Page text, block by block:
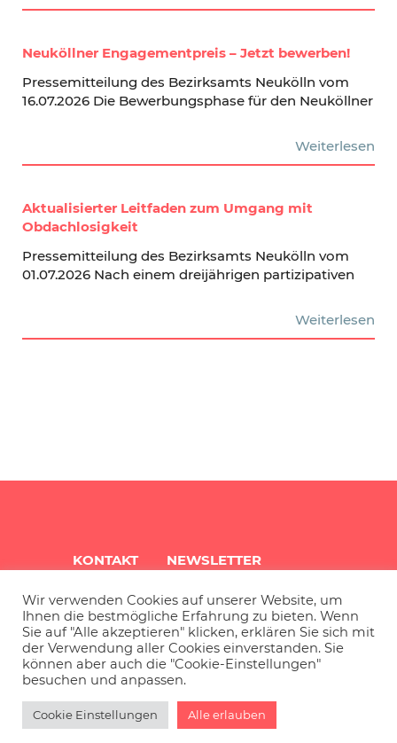
Neuköllner Engagementpreis – Jetzt bewerben!
Pressemitteilung des Bezirksamts Neukölln vom
16.07.2026 Die Bewerbungsphase für den Neuköllner
Weiterlesen
Aktualisierter Leitfaden zum Umgang mit
Obdachlosigkeit
Pressemitteilung des Bezirksamts Neukölln vom
01.07.2026 Nach einem dreijährigen partizipativen
Weiterlesen
KONTAKT NEWSLETTER
QUARTIERSINFO ARCHIV
IMPRESSUM DATENSCHUTZ
Wir verwenden Cookies auf unserer Website, um
Ihnen die bestmögliche Erfahrung zu bieten. Wenn
Sie auf "Alle akzeptieren" klicken, erklären Sie sich mit
der Verwendung aller Cookies einverstanden. Sie
können aber auch die "Cookie-Einstellungen"
besuchen und anpassen.
Cookie Einstellungen Alle erlauben